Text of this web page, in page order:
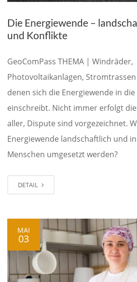
Die Energiewende –
und Konflikte
GeoComPass THEMA | Windräder,
Photovoltaikanlagen,
denen sich die Energiewende in
einschreibt. Nicht immer erfolgt
aller, Dispute sind vorgezeichnet.
Energiewende landschaftlich und
Menschen umgesetzt werden?
DETAIL
MAI
03